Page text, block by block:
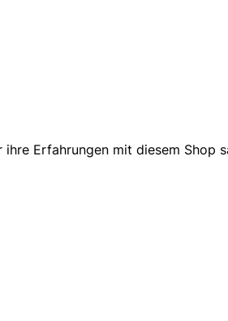
Erfahrungen mit diesem Shop